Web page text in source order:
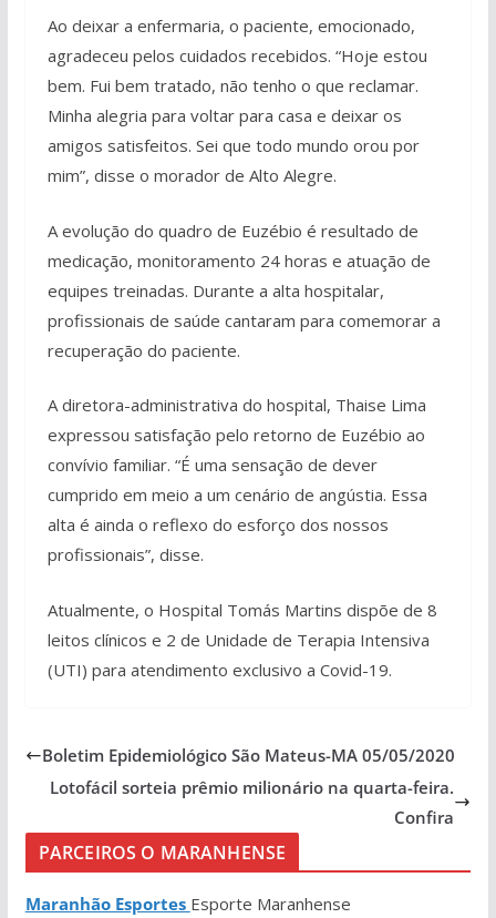
Ao deixar a enfermaria, o paciente, emocionado,
agradeceu pelos cuidados recebidos. “Hoje estou
bem. Fui bem tratado, não tenho o que reclamar.
Minha alegria para voltar para casa e deixar os
amigos satisfeitos. Sei que todo mundo orou por
mim”, disse o morador de Alto Alegre.
A evolução do quadro de Euzébio é resultado de
medicação, monitoramento 24 horas e atuação de
equipes treinadas. Durante a alta hospitalar,
profissionais de saúde cantaram para comemorar a
recuperação do paciente.
A diretora-administrativa do hospital, Thaise Lima
expressou satisfação pelo retorno de Euzébio ao
convívio familiar. “É uma sensação de dever
cumprido em meio a um cenário de angústia. Essa
alta é ainda o reflexo do esforço dos nossos
profissionais”, disse.
Atualmente, o Hospital Tomás Martins dispõe de 8
leitos clínicos e 2 de Unidade de Terapia Intensiva
(UTI) para atendimento exclusivo a Covid-19.
Boletim Epidemiológico São Mateus-MA 05/05/2020
Lotofácil sorteia prêmio milionário na quarta-feira.
Confira
PARCEIROS O MARANHENSE
Maranhão Esportes Esporte Maranhense